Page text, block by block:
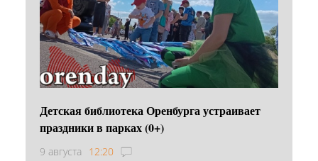
Детская библиотека Оренбурга устраивает
праздники в парках (0+)
9 августа 12:20